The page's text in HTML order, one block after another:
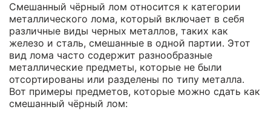
Смешанный чёрный лом относится к категории
металлического лома, который включает в себя
различные виды черных металлов, таких как
железо и сталь, смешанные в одной партии. Этот
вид лома часто содержит разнообразные
металлические предметы, которые не были
отсортированы или разделены по типу металла.
Вот примеры предметов, которые можно сдать как
смешанный чёрный лом: